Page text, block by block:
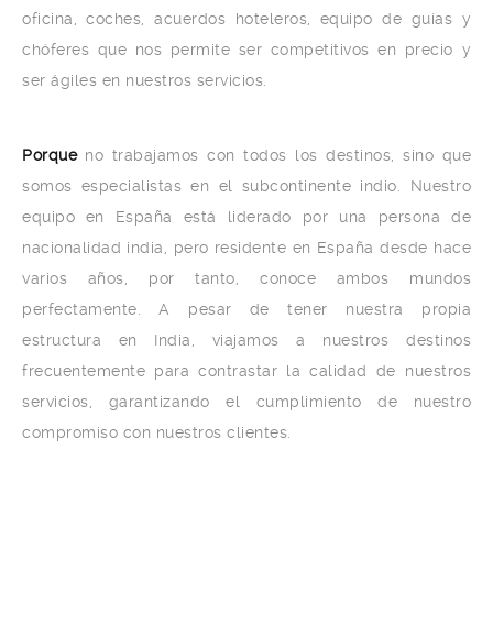
oficina, coches, acuerdos hoteleros, equipo de guías y
chóferes que nos permite ser competitivos en precio y
ser ágiles en nuestros servicios.
Porqueno trabajamos con todos los destinos, sino que
somos especialistas en el subcontinente indio. Nuestro
equipo en España está liderado por una persona de
nacionalidad india, pero residente en España desde hace
varios años, por tanto, conoce ambos mundos
perfectamente. A pesar de tener nuestra propia
estructura en India, viajamos a nuestros destinos
frecuentemente para contrastar la calidad de nuestros
servicios, garantizando el cumplimiento de nuestro
compromiso con nuestros clientes.